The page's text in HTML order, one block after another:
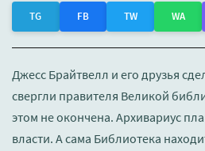
TG FB TW WA
Джесс Брайтвелл и его друзья
свергли правителя Великой
этом не окончена. Архивариус
власти. А сама Библиотека